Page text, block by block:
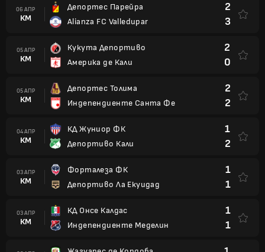
06 АПР
КМ
Депортес Парейра
Alianza FC Valledupar
2
3
05 АПР
КМ
Кукута Депортиво
Америка де Кали
2
0
05 АПР
КМ
Депортес Толима
Индепендиенте Санта Фе
2
2
04 АПР
КМ
КД Жуниор ФК
Депортиво Кали
1
2
03 АПР
КМ
Форталеза ФК
Депортиво Ла Екуидад
1
1
03 АПР
КМ
КД Онсе Калдас
Индепендиенте Меделин
1
1